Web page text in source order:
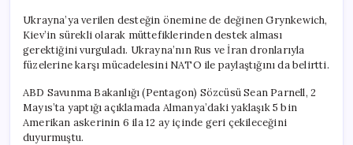
Ukrayna’ya verilen desteğin önemine de değinen Grynkewich,
Kiev’in sürekli olarak müttefiklerinden destek alması
gerektiğini vurguladı. Ukrayna’nın Rus ve İran dronlarıyla
füzelerine karşı mücadelesini NATO ile paylaştığını da belirtti.
ABD Savunma Bakanlığı (Pentagon) Sözcüsü Sean Parnell, 2
Mayıs’ta yaptığı açıklamada Almanya’daki yaklaşık 5 bin
Amerikan askerinin 6 ila 12 ay içinde geri çekileceğini
duyurmuştu.